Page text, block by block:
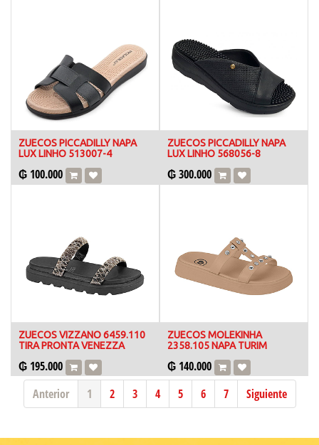
ZUECOS PICCADILLY NAPA
LUX LINHO 513007-4
₲ 100.000
ZUECOS PICCADILLY NAPA
LUX LINHO 568056-8
₲300.000
ZUECOS VIZZANO 6459.110
TIRA PRONTA VENEZZA
₲ 195.000
ZUECOS MOLEKINHA
2358.105 NAPA TURIM
₲ 140.000
Anterior
1 2 3 4 5 6 7 Siguiente